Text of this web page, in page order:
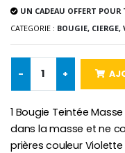
-10%
€5.50
-25%
UN CADEAU OFFERT
CATEGORIE : BOUGIE, CIERGE,
- +
1 Bougie Teintée
dans la masse et ne
prières couleur